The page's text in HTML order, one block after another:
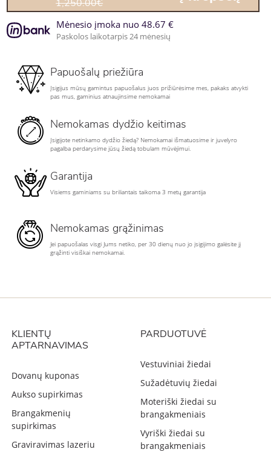
1,250.00€
Mėnesio įmoka nuo 48.67 €
Paskolos laikotarpis 24 mėnesių
Papuošalų priežiūra
Įsigijus mūsų gamintus papuošalus juos prižiūrėsime mes, pakaks atvykti
pas mus, gaminius atnaujinsime nemokamai
Nemokamas dydžio keitimas
Įsigijote netinkamo dydžio žiedą? Nemokamai išmatuosime ir juvelyro
pagalba perdarysime jūsų žiedą tobulam mūvėjimui.
Garantija
Visiems gaminiams su briliantais taikoma 3 metų garantija
Nemokamas grąžinimas
Jei papuošalas visgi Jums netiko, per 30 dienų nuo jo įsigijimo galėsite jį
grąžinti visiškai nemokamai.
KLIENTŲ
APTARNAVIMAS
Dovanų kuponas
Aukso supirkimas
Brangakmenių
supirkimas
Graviravimas lazeriu
PARDUOTUVĖ
Vestuviniai žiedai
Sužadėtuvių žiedai
Moteriški žiedai su
brangakmeniais
Vyriški žiedai su
brangakmeniais